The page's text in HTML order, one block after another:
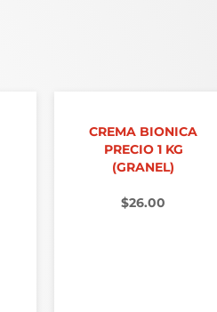
CREMA BIONICA
PRECIO 1 KG
(GRANEL)
$26.00